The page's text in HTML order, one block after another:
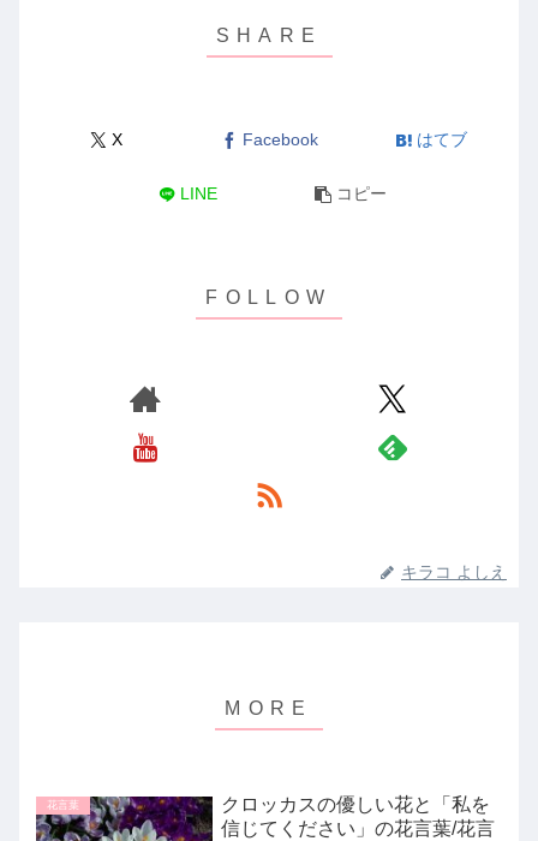
X Facebook はてブ
LINE コピー
キラコ よしえ
花言葉
クロッカスの優しい花と「私を
信じてください」の花言葉/花言